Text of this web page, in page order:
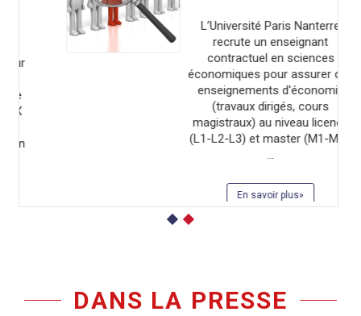
L’Université Paris Nanterre
recrute un enseignant
contractuel en sciences
économiques pour assurer des
enseignements d'économie
(travaux dirigés, cours
magistraux) au niveau licence
(L1-L2-L3) et master (M1-M2),
En savoir plus
DANS LA PRESSE